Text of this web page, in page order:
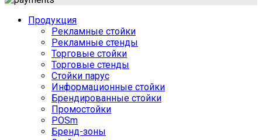
Продукция
Рекламные стойки
Рекламные стенды
Торговые стойки
Торговые стенды
Стойки парус
Информационные стойки
Брендированные стойки
Промостойки
POSm
Бренд-зоны